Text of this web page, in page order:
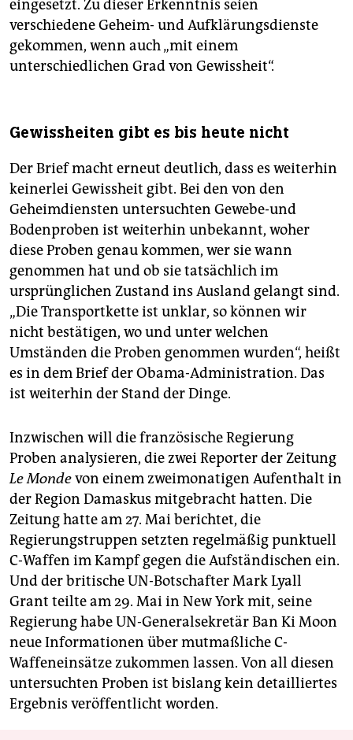
eingesetzt. Zu dieser Erkenntnis seien
verschiedene Geheim- und Aufklärungsdienste
gekommen, wenn auch „mit einem
unterschiedlichen Grad von Gewissheit“.
Gewissheiten gibt es bis heute nicht
Der Brief macht erneut deutlich, dass es weiterhin
keinerlei Gewissheit gibt. Bei den von den
Geheimdiensten untersuchten Gewebe-und
Bodenproben ist weiterhin unbekannt, woher
diese Proben genau kommen, wer sie wann
genommen hat und ob sie tatsächlich im
ursprünglichen Zustand ins Ausland gelangt sind.
„Die Transportkette ist unklar, so können wir
nicht bestätigen, wo und unter welchen
Umständen die Proben genommen wurden“, heißt
es in dem Brief der Obama-Administration. Das
ist weiterhin der Stand der Dinge.
Inzwischen will die französische Regierung
Proben analysieren, die zwei Reporter der Zeitung
Le Mondevon einem zweimonatigen Aufenthalt in
der Region Damaskus mitgebracht hatten. Die
Zeitung hatte am 27. Mai berichtet, die
Regierungstruppen setzten regelmäßig punktuell
C-Waffen im Kampf gegen die Aufständischen ein.
Und der britische UN-Botschafter Mark Lyall
Grant teilte am 29. Mai in New York mit, seine
Regierung habe UN-Generalsekretär Ban Ki Moon
neue Informationen über mutmaßliche C-
Waffeneinsätze zukommen lassen. Von all diesen
untersuchten Proben ist bislang kein detailliertes
Ergebnis veröffentlicht worden.